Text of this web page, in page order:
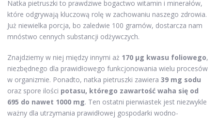
Natka pietruszki to prawdziwe bogactwo witamin i minerałów,
które odgrywają kluczową rolę w zachowaniu naszego zdrowia.
Już niewielka porcja, bo zaledwie 100 gramów, dostarcza nam
mnóstwo cennych substancji odżywczych.
Znajdziemy w niej między innymi aż 170 µg kwasu foliowego,
niezbędnego dla prawidłowego funkcjonowania wielu procesów
w organizmie. Ponadto, natka pietruszki zawiera 39 mg sodu
oraz spore ilości potasu, którego zawartość waha się od
695 do nawet 1000 mg. Ten ostatni pierwiastek jest niezwykle
ważny dla utrzymania prawidłowej gospodarki wodno-